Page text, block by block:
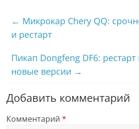
← Микрокар Chery QQ:
и рестарт
Пикап Dongfeng DF6:
новые версии →
Добавить комментарий
Комментарий*